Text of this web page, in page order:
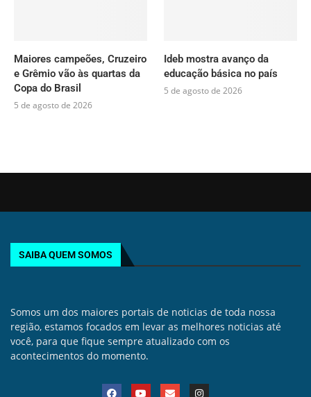
Maiores campeões, Cruzeiro
e Grêmio vão às quartas da
Copa do Brasil
5 de agosto de 2026
Ideb mostra avanço da
educação básica no país
5 de agosto de 2026
SAIBA QUEM SOMOS
Somos um dos maiores portais de noticias de toda nossa
região, estamos focados em levar as melhores noticias até
você, para que fique sempre atualizado com os
acontecimentos do momento.